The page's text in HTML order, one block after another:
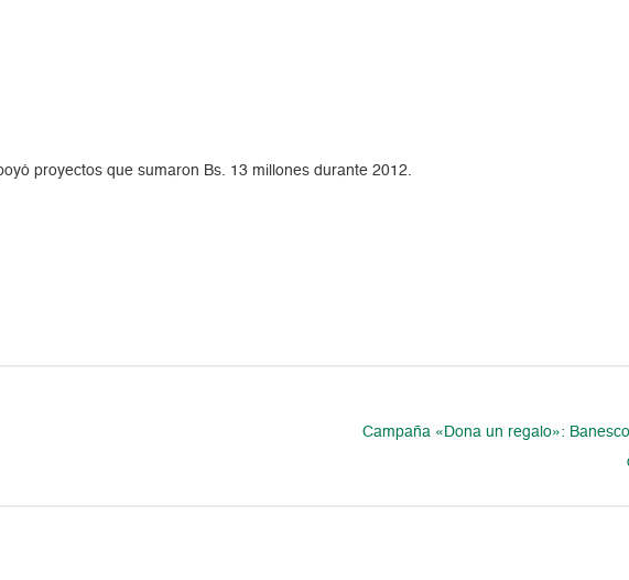
proyectos que sumaron Bs. 13 millones durante 2012.
Campaña «Dona un regalo»: